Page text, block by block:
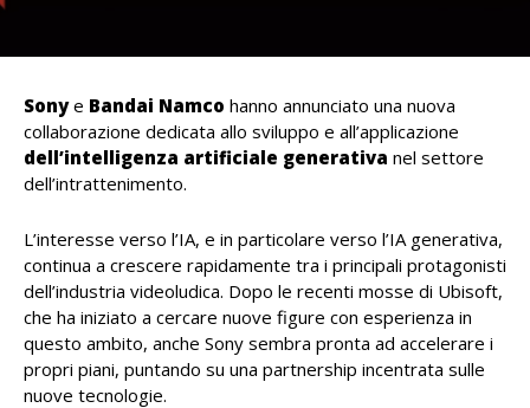
Sonye Bandai Namco hanno annunciato una nuova
collaborazione dedicata allo sviluppo e all’applicazione
dell’intelligenza artificiale generativa nel settore
dell’intrattenimento.
L’interesse verso l’IA, e in particolare verso l’IA generativa,
continua a crescere rapidamente tra i principali protagonisti
dell’industria videoludica. Dopo le recenti mosse di Ubisoft,
che ha iniziato a cercare nuove figure con esperienza in
questo ambito, anche Sony sembra pronta ad accelerare i
propri piani, puntando su una partnership incentrata sulle
nuove tecnologie.